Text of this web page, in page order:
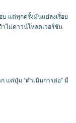
แต่ทุกครั้งมันแย่ลงเรื่อย
ไม่ดาวน์โหลดเวอร์ชัน
แต่ปุ่ม “ดำเนินการต่อ” มี